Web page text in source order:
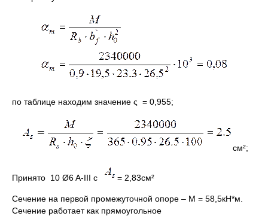
по таблице находим значение ς = 0,955;
см²;
Принято 10 Ø6 A-III с = 2,83см²
Сечение на первой промежуточной опоре – М = 58,5кН*м.
Сечение работает как прямоугольное